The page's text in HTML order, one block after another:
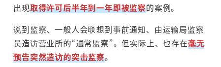
出现取得许可后半年到一年即被监察的案例。
说到监察、一般人会联想到事前通知、由运输局监察
员造访营业所的“通常监察”。但实际上、也存在毫无
预告突然造访的突击监察。